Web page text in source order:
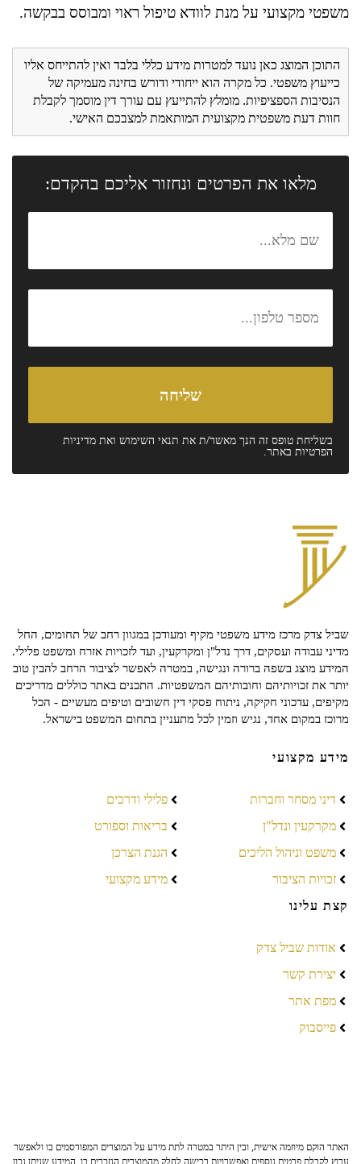
משפטי מקצועי על מנת לוודא טיפול ראוי ומבוסס בבקשה.
התוכן המוצג כאן נועד למטרות מידע כללי בלבד ואין להתייחס אליו
כייעוץ משפטי. כל מקרה הוא ייחודי ודורש בחינה מעמיקה של
הנסיבות הספציפיות. מומלץ להתייעץ עם עורך דין מוסמך לקבלת
חוות דעת משפטית מקצועית המותאמת למצבכם האישי.
מלאו את הפרטים ונחזור אליכם בהקדם:
בשליחת טופס זה הנך מאשר/ת את תנאי השימוש ואת מדיניות
הפרטיות באתר.
שביל צדק מרכז מידע משפטי מקיף ומעודכן במגוון רחב של תחומים, החל
מדיני עבודה ועסקים, דרך נדל"ן ומקרקעין, ועד לזכויות אזרח ומשפט פלילי.
המידע מוצג בשפה ברורה ונגישה, במטרה לאפשר לציבור הרחב להבין טוב
יותר את זכויותיהם וחובותיהם המשפטיות. התכנים באתר כוללים מדריכים
מקיפים, עדכוני חקיקה, ניתוח פסקי דין חשובים וטיפים מעשיים - הכל
מרוכז במקום אחד, נגיש וזמין לכל מתעניין בתחום המשפט בישראל.
מידע מקצועי
דיני מסחר וחברות
מקרקעין ונדל"ן
משפט וניהול הליכים
זכויות הציבור
פלילי ודרכים
בריאות וספורט
הגנת הצרכן
מידע מקצועי
קצת עלינו
אודות שביל צדק
יצירת קשר
מפת אתר
פייסבוק
האתר הוקם מיוזמה אישית, ובין היתר במטרה לתת מידע על המוצרים המפורסמים בו ולאפשר
ערוץ לקבלת פרטים נוספים ואפשרויות רכישה לחלק מהמוצרים הנזכרים בו. המידע שניתן נכון